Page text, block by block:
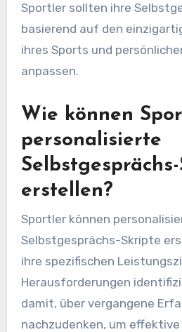
Sportler sollten ihre
basierend auf den
ihres Sports und
anpassen.
Wie können
personalisierte
erstellen?
Sportler können
Selbstgesprächs-Skripte
ihre spezifischen
Herausforderungen
damit, über vergangene
nachzudenken, um effektive